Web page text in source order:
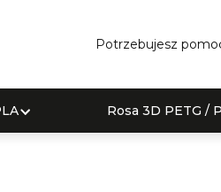
Potrzebujesz
Rosa 3D PETG /